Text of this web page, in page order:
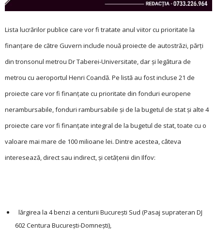
Lista lucrărilor publice care vor fi tratate anul viitor cu prioritate la
finanţare de către Guvern include nouă proiecte de autostrăzi, părţi
din tronsonul metrou Dr Taberei-Universitate, dar şi legătura de
metrou cu aeroportul Henri Coandă. Pe listă au fost incluse 21 de
proiecte care vor fi finanţate cu prioritate din fonduri europene
nerambursabile, fonduri rambursabile şi de la bugetul de stat şi alte 4
proiecte care vor fi finanţate integral de la bugetul de stat, toate cu o
valoare mai mare de 100 milioane lei. Dintre acestea, câteva
interesează, direct sau indirect, și cetățenii din Ilfov:
lărgirea la 4 benzi a centurii Bucureşti Sud (Pasaj suprateran DJ
602 Centura Bucureşti-Domneşti),